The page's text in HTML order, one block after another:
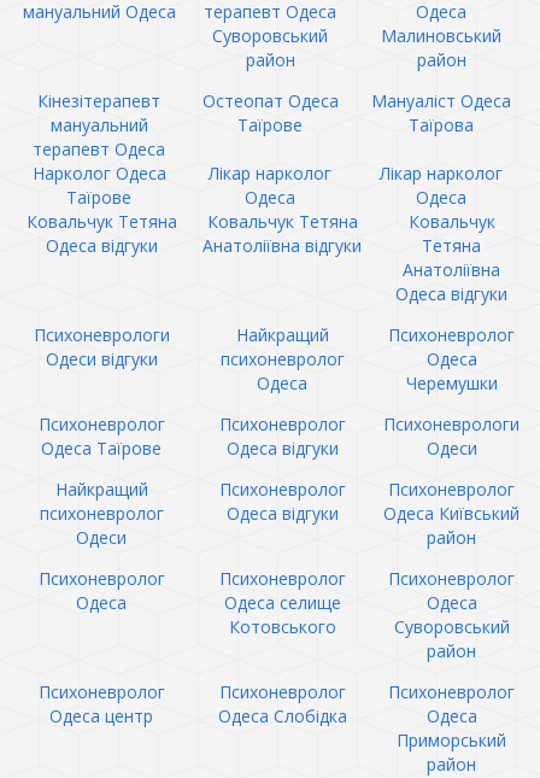
мануальний Одеса
терапевт Одеса
Суворовський
район
Одеса
Малиновський
район
Кінезітерапевт
мануальний
терапевт Одеса
Остеопат Одеса
Таїрове
Мануаліст Одеса
Таїрова
Нарколог Одеса
Таїрове
Лікар нарколог
Одеса
Лікар нарколог
Одеса
Ковальчук Тетяна
Одеса відгуки
Ковальчук Тетяна
Анатоліївна відгуки
Ковальчук
Тетяна
Анатоліївна
Одеса відгуки
Психоневрологи
Одеси відгуки
Найкращий
психоневролог
Одеса
Психоневролог
Одеса
Черемушки
Психоневролог
Одеса Таїрове
Психоневролог
Одеса відгуки
Психоневрологи
Одеси
Найкращий
психоневролог
Одеси
Психоневролог
Одеса відгуки
Психоневролог
Одеса Київський
район
Психоневролог
Одеса
Психоневролог
Одеса селище
Котовського
Психоневролог
Одеса
Суворовський
район
Психоневролог
Одеса центр
Психоневролог
Одеса Слобідка
Психоневролог
Одеса
Приморський
район